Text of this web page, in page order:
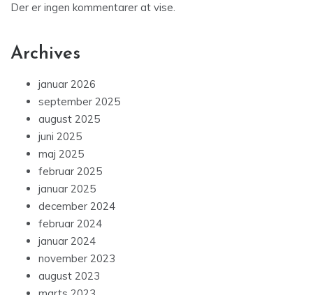
Der er ingen kommentarer at vise.
Archives
januar 2026
september 2025
august 2025
juni 2025
maj 2025
februar 2025
januar 2025
december 2024
februar 2024
januar 2024
november 2023
august 2023